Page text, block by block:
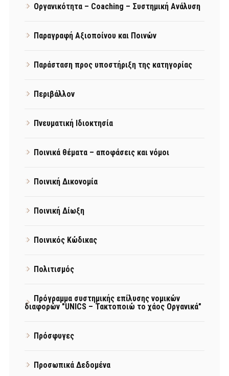
Οργανικότητα – Coaching – Συστημική Ανάλυση
Παραγραφή Αξιοποίνου και Ποινών
Παράσταση προς υποστήριξη της κατηγορίας
Περιβάλλον
Πνευματική Ιδιοκτησία
Ποινικά θέματα – αποφάσεις και νόμοι
Ποινική Δικονομία
Ποινική Δίωξη
Ποινικός Κώδικας
Πολιτισμός
Πρόγραμμα συστημικής επίλυσης νομικών
διαφορών "UNICS – Τακτοποιώ το χάος Οργανικά"
Πρόσφυγες
Προσωπικά Δεδομένα